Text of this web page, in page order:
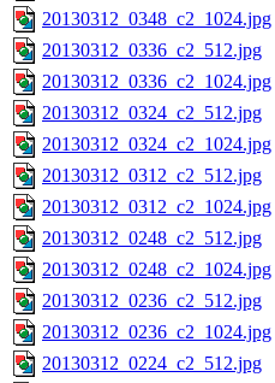
20130312_0348_c2_1024.jpg
20130312_0336_c2_512.jpg
20130312_0336_c2_1024.jpg
20130312_0324_c2_512.jpg
20130312_0324_c2_1024.jpg
20130312_0312_c2_512.jpg
20130312_0312_c2_1024.jpg
20130312_0248_c2_512.jpg
20130312_0248_c2_1024.jpg
20130312_0236_c2_512.jpg
20130312_0236_c2_1024.jpg
20130312_0224_c2_512.jpg